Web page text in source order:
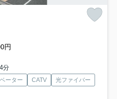
円
分
ーター CATV
光ファイバー